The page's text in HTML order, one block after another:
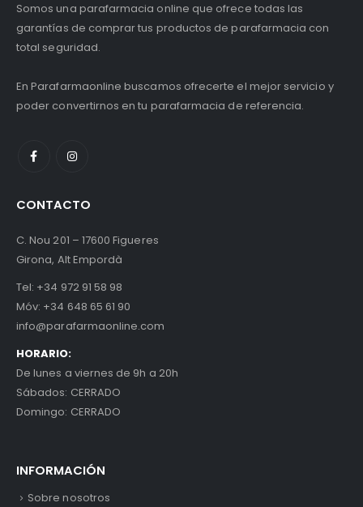
Somos una parafarmacia online que ofrece todas las
garantías de comprar tus productos de parafarmacia con
total seguridad.
En Parafarmaonline buscamos ofrecerte el mejor servicio y
poder convertirnos en tu parafarmacia de referencia.
CONTACTO
C. Nou 201 – 17600 Figueres
Girona, Alt Empordà
Tel: +34 972 91 58 98
Móv: +34 648 65 61 90
info@parafarmaonline.com
HORARIO:
De lunes a viernes de 9h a 20h
Sábados: CERRADO
Domingo: CERRADO
INFORMACIÓN
Sobre nosotros